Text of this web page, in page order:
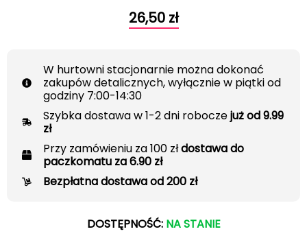
26,50 zł
W hurtowni stacjonarnie można dokonać
zakupów detalicznych, wyłącznie w piątki od
godziny 7:00-14:30
Szybka dostawa w 1-2 dni roboczejuż od 9.99
zł
Przy zamówieniu za 100 złdostawa do
paczkomatu za 6.90 zł
Bezpłatna dostawa od 200 zł
DOSTĘPNOŚĆ: NA STANIE